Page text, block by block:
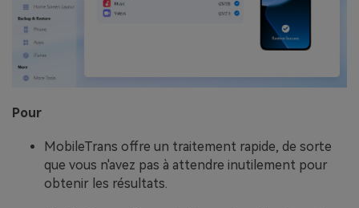
Pour
MobileTrans offre un traitement rapide, de sorte
que vous n'avez pas à attendre inutilement pour
obtenir les résultats.